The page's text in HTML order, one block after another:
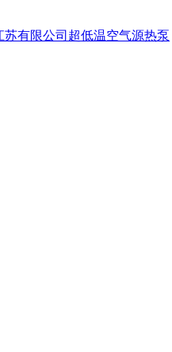
苏有限公司超低温空气源热泵